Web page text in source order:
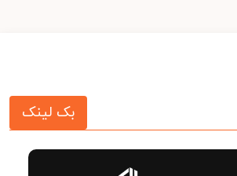
بک لینک